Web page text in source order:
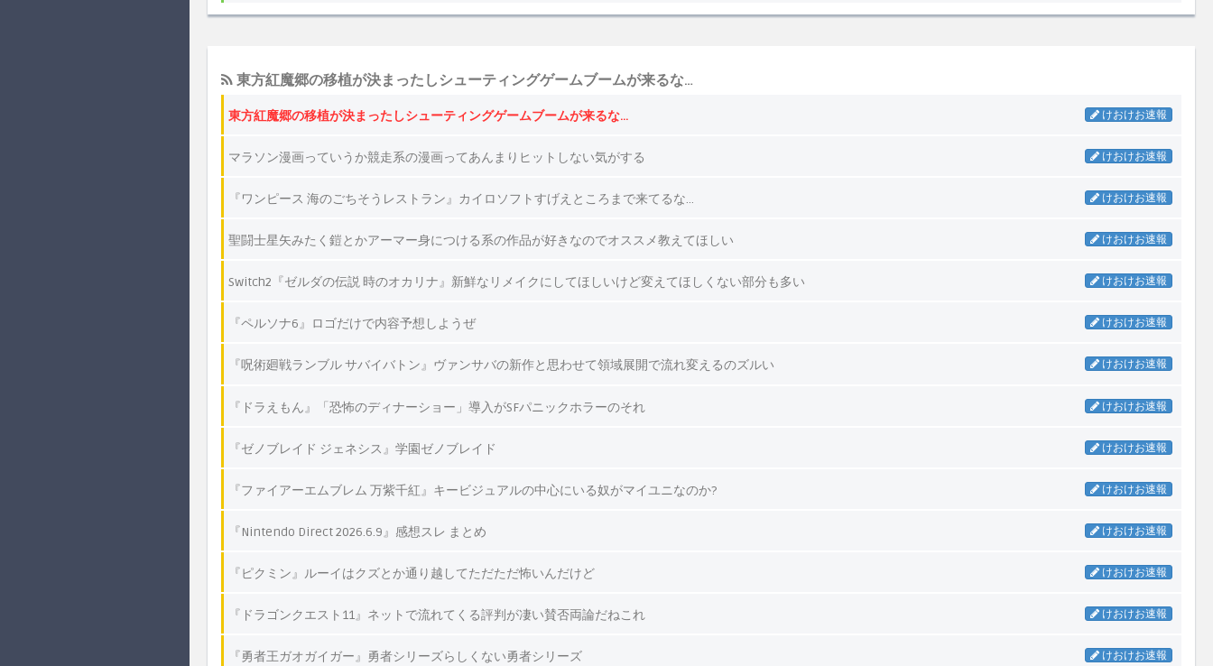
東方紅魔郷の移植が決まったしシューティングゲームブームが来るな…
東方紅魔郷の移植が決まったしシューティングゲームブームが来るな… けおけお速報
マラソン漫画っていうか競走系の漫画ってあんまりヒットしない気がする けおけお速報
『ワンピース 海のごちそうレストラン』カイロソフトすげえところまで来てるな… けおけお速報
聖闘士星矢みたく鎧とかアーマー身につける系の作品が好きなのでオススメ教えてほしい けおけお速報
Switch2『ゼルダの伝説 時のオカリナ』新鮮なリメイクにしてほしいけど変えてほしくない部分も多い けおけお速報
『ペルソナ6』ロゴだけで内容予想しようぜ けおけお速報
『呪術廻戦ランブル サバイバトン』ヴァンサバの新作と思わせて領域展開で流れ変えるのズルい けおけお速報
『ドラえもん』「恐怖のディナーショー」導入がSFパニックホラーのそれ けおけお速報
『ゼノブレイド ジェネシス』学園ゼノブレイド けおけお速報
『ファイアーエムブレム 万紫千紅』キービジュアルの中心にいる奴がマイユニなのか? けおけお速報
『Nintendo Direct 2026.6.9』感想スレ まとめ けおけお速報
『ピクミン』ルーイはクズとか通り越してただただ怖いんだけど けおけお速報
『ドラゴンクエスト11』ネットで流れてくる評判が凄い賛否両論だねこれ けおけお速報
『勇者王ガオガイガー』勇者シリーズらしくない勇者シリーズ けおけお速報